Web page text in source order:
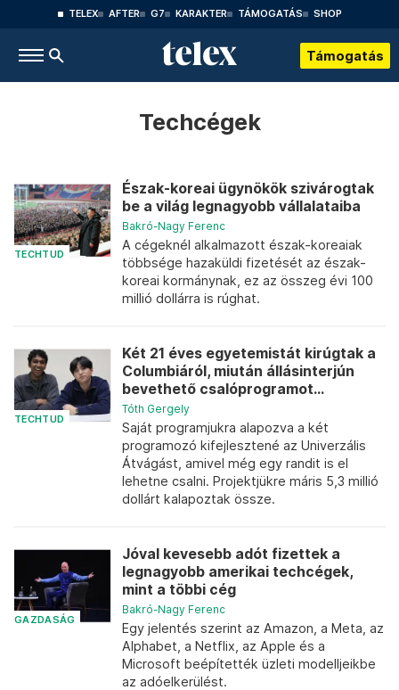
TELEX AFTER G7 KARAKTER TÁMOGATÁS SHOP
Támogatás
Techcégek
TECHTUD
Észak-koreai ügynökök szivárogtak
be a világ legnagyobb vállalataiba
Bakró-Nagy Ferenc
A cégeknél alkalmazott észak-koreaiak
többsége hazaküldi fizetését az észak-
koreai kormánynak, ez az összeg évi 100
millió dollárra is rúghat.
TECHTUD
Két 21 éves egyetemistát kirúgtak a
Columbiáról, miután állásinterjún
bevethető csalóprogramot...
Tóth Gergely
Saját programjukra alapozva a két
programozó kifejlesztené az Univerzális
Átvágást, amivel még egy randit is el
lehetne csalni. Projektjükre máris 5,3 millió
dollárt kalapoztak össze.
GAZDASÁG
Jóval kevesebb adót fizettek a
legnagyobb amerikai techcégek,
mint a többi cég
Bakró-Nagy Ferenc
Egy jelentés szerint az Amazon, a Meta, az
Alphabet, a Netflix, az Apple és a
Microsoft beépítették üzleti modelljeikbe
az adóelkerülést.